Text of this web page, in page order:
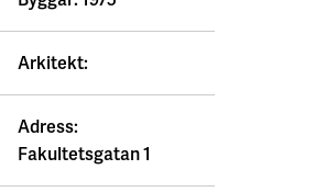
Arkitekt:
Adress:
Fakultetsgatan 1